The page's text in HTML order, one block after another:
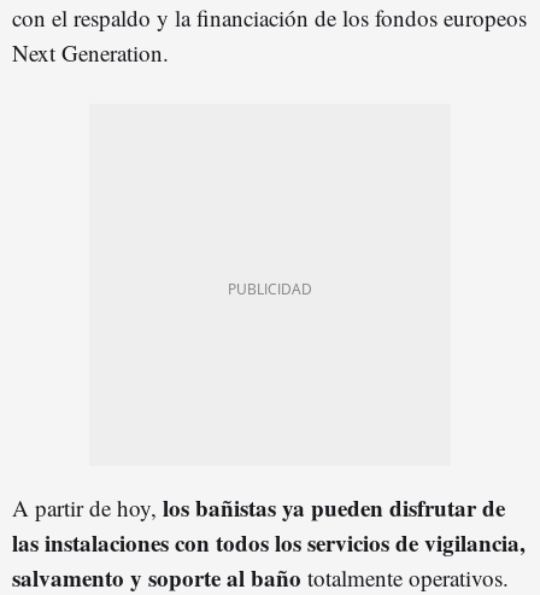
con el respaldo y la financiación de los fondos europeos
Next Generation.
A partir de hoy, los bañistas ya pueden disfrutar de
las instalaciones con todos los servicios de vigilancia,
salvamento y soporte al baño totalmente operativos.